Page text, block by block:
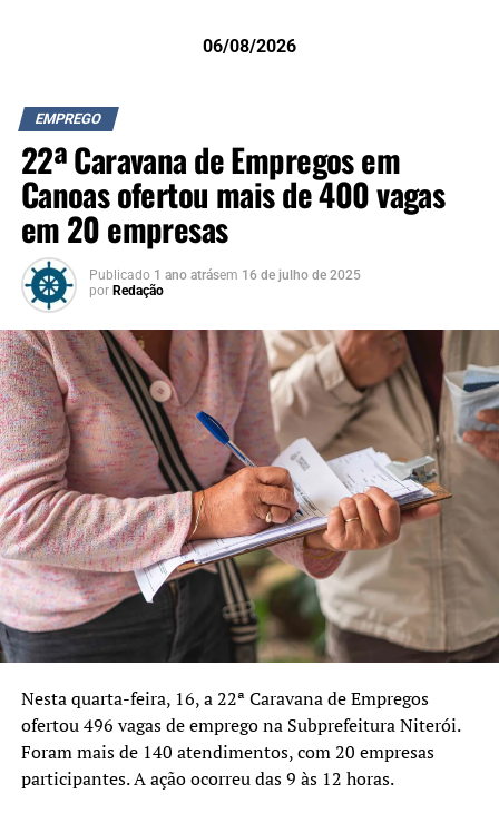
06/08/2026
EMPREGO
22ª Caravana de Empregos em
Canoas ofertou mais de 400 vagas
em 20 empresas
Publicado 1 ano atrásem 16 de julho de 2025
por Redação
Nesta quarta-feira, 16, a 22ª Caravana de Empregos
ofertou 496 vagas de emprego na Subprefeitura Niterói.
Foram mais de 140 atendimentos, com 20 empresas
participantes. A ação ocorreu das 9 às 12 horas.